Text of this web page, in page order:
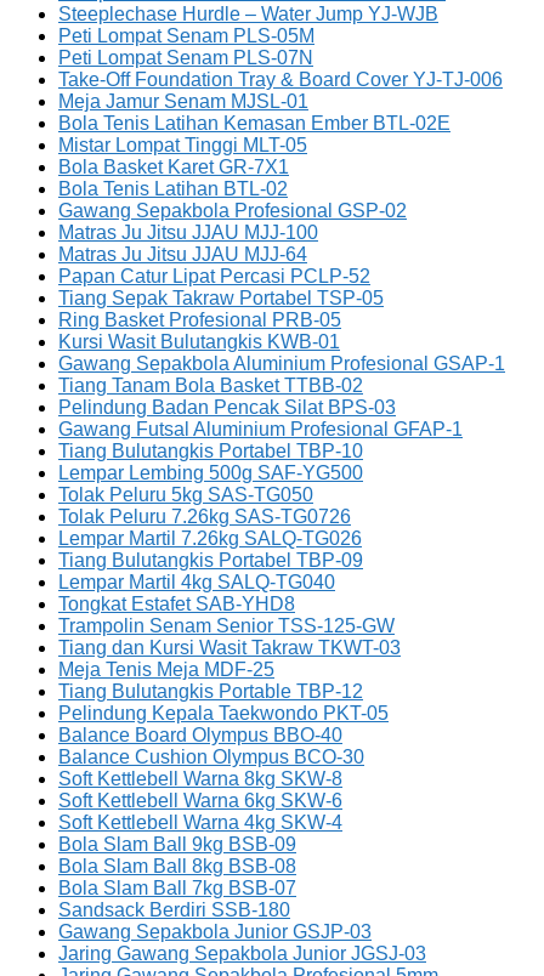
Steeplechase Hurdle – Water Jump YJ-WJB
Peti Lompat Senam PLS-05M
Peti Lompat Senam PLS-07N
Take-Off Foundation Tray & Board Cover YJ-TJ-006
Meja Jamur Senam MJSL-01
Bola Tenis Latihan Kemasan Ember BTL-02E
Mistar Lompat Tinggi MLT-05
Bola Basket Karet GR-7X1
Bola Tenis Latihan BTL-02
Gawang Sepakbola Profesional GSP-02
Matras Ju Jitsu JJAU MJJ-100
Matras Ju Jitsu JJAU MJJ-64
Papan Catur Lipat Percasi PCLP-52
Tiang Sepak Takraw Portabel TSP-05
Ring Basket Profesional PRB-05
Kursi Wasit Bulutangkis KWB-01
Gawang Sepakbola Aluminium Profesional GSAP-1
Tiang Tanam Bola Basket TTBB-02
Pelindung Badan Pencak Silat BPS-03
Gawang Futsal Aluminium Profesional GFAP-1
Tiang Bulutangkis Portabel TBP-10
Lempar Lembing 500g SAF-YG500
Tolak Peluru 5kg SAS-TG050
Tolak Peluru 7.26kg SAS-TG0726
Lempar Martil 7.26kg SALQ-TG026
Tiang Bulutangkis Portabel TBP-09
Lempar Martil 4kg SALQ-TG040
Tongkat Estafet SAB-YHD8
Trampolin Senam Senior TSS-125-GW
Tiang dan Kursi Wasit Takraw TKWT-03
Meja Tenis Meja MDF-25
Tiang Bulutangkis Portable TBP-12
Pelindung Kepala Taekwondo PKT-05
Balance Board Olympus BBO-40
Balance Cushion Olympus BCO-30
Soft Kettlebell Warna 8kg SKW-8
Soft Kettlebell Warna 6kg SKW-6
Soft Kettlebell Warna 4kg SKW-4
Bola Slam Ball 9kg BSB-09
Bola Slam Ball 8kg BSB-08
Bola Slam Ball 7kg BSB-07
Sandsack Berdiri SSB-180
Gawang Sepakbola Junior GSJP-03
Jaring Gawang Sepakbola Junior JGSJ-03